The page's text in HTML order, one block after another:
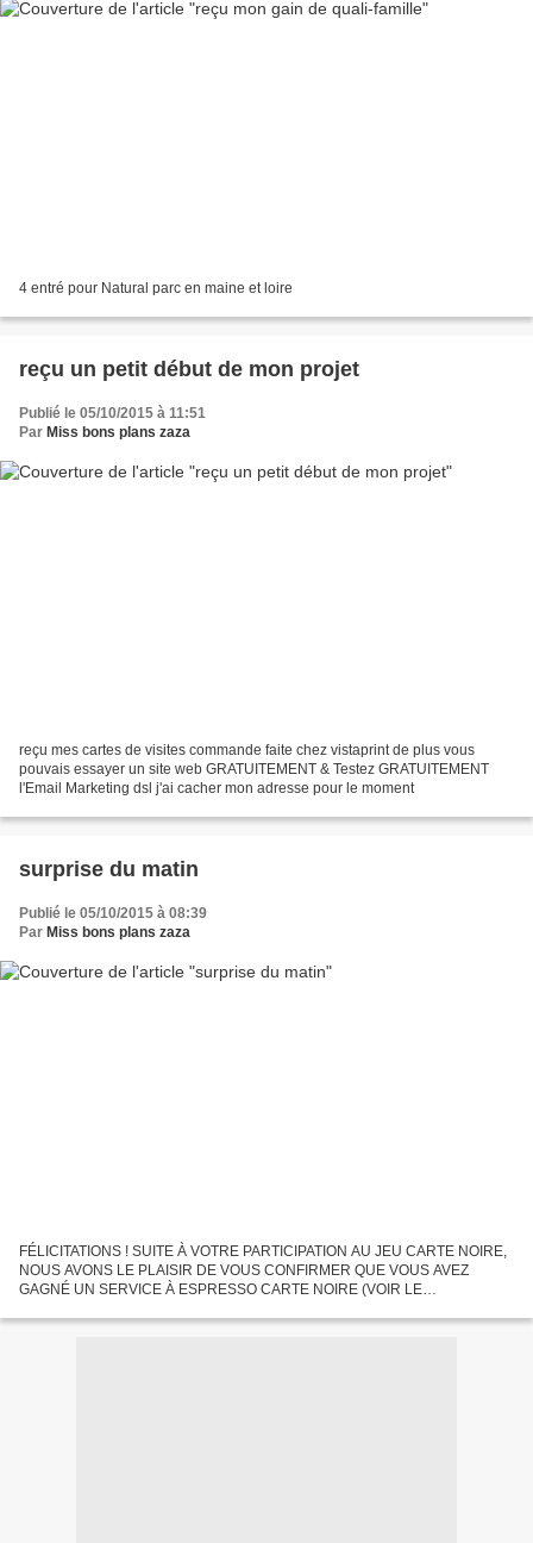
4 entré pour Natural parc en maine et loire
reçu un petit début de mon projet
Publié le 05/10/2015 à 11:51
Par Miss bons plans zaza
reçu mes cartes de visites commande faite chez vistaprint de plus vous
pouvais essayer un site web GRATUITEMENT & Testez GRATUITEMENT
l'Email Marketing dsl j'ai cacher mon adresse pour le moment
surprise du matin
Publié le 05/10/2015 à 08:39
Par Miss bons plans zaza
FÉLICITATIONS ! SUITE À VOTRE PARTICIPATION AU JEU CARTE NOIRE,
NOUS AVONS LE PLAISIR DE VOUS CONFIRMER QUE VOUS AVEZ
GAGNÉ UN SERVICE À ESPRESSO CARTE NOIRE (VOIR LE
PAR COURRIER À L’ADRESSE INDIQUÉE...